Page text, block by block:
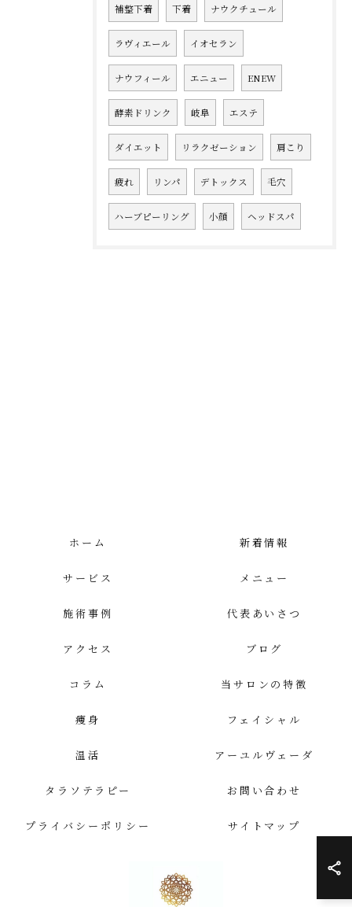
補整下着 下着 ナウクチュール
ラヴィエール イオセラン
ナウフィール エニュー ENEW
酵素ドリンク 岐阜 エステ
ダイエット リラクゼーション 肩こり
疲れ リンパ デトックス 毛穴
ハーブピーリング 小顔 ヘッドスパ
ホーム 新着情報
サービス メニュー
施術事例 代表あいさつ
アクセス ブログ
コラム 当サロンの特徴
痩身 フェイシャル
温活 アーユルヴェーダ
タラソテラピー お問い合わせ
プライバシーポリシー サイトマップ